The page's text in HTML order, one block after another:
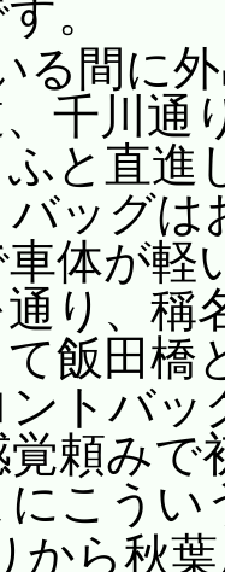
。
る間に
千川通
ふと直
ッグ
体が軽
り、稱
飯田橋
ントバ
覚頼み
こう
から秋